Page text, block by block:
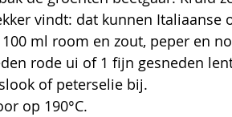
vindt: dat kunnen Italiaanse
ml room en zout, peper en
rode ui of 1 fijn gesneden
of peterselie bij.
op 190°C.